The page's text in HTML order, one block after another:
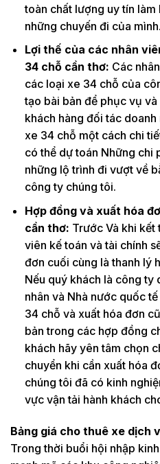
toàn chất lượng uy tín
những chuyến đi của mình.
Lợi thế của các nhân
34 chỗ cần thơ: Các
các loại xe 34 chỗ của
tạo bài bản để phục vụ
khách hàng đối tác
xe 34 chỗ một cách chi
có thể dự toán Những chi
những lộ trình đi vượt về
công ty chúng tôi.
Hợp đồng và xuất hóa
cần thơ: Trước Và khi kết
viên kế toán và tài chính
đơn cuối cùng là thanh lý
Nếu quý khách là công ty
nhân và Nhà nước quốc
34 chỗ và xuất hóa đơn
bản trong các hợp đồng
khách hãy yên tâm chọn
chuyển khi cần xuất hóa
chúng tôi đã có kinh
vực vận tải hành khách
Bảng giá cho thuê xe dịch
Trong thời buổi hội nhập